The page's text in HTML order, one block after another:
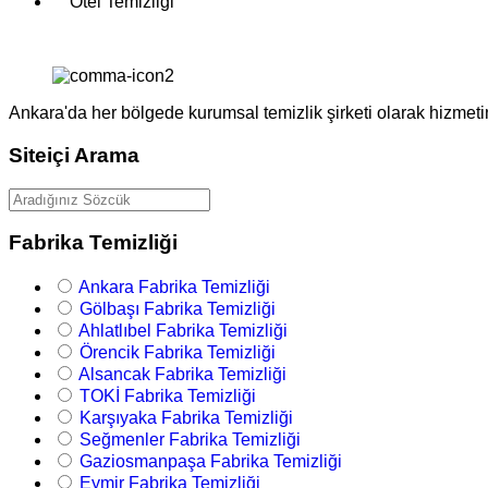
Ankara'da her bölgede kurumsal temizlik şirketi olarak
Siteiçi Arama
Fabrika Temizliği
Ankara Fabrika Temizliği
Gölbaşı Fabrika Temizliği
Ahlatlıbel Fabrika Temizliği
Örencik Fabrika Temizliği
Alsancak Fabrika Temizliği
TOKİ Fabrika Temizliği
Karşıyaka Fabrika Temizliği
Seğmenler Fabrika Temizliği
Gaziosmanpaşa Fabrika Temizliği
Eymir Fabrika Temizliği